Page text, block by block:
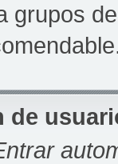
grupos
de